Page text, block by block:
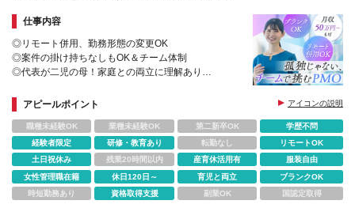
仕事内容
◎リモート併用、勤務形態の変更OK
◎案件の掛け持ちなしもOK＆チーム体制
◎代表が二児の母！家庭との両立に理解あり
アピールポイント
アイコンの説明
職種未経験OK 業種未経験OK 第二新卒OK
学歴不問
経験者限定
研修・教育あり 転勤なし
リモートOK
土日祝休み
残業20時間以内 産育休活用有
服装自由
女性管理職在籍
休日120日～ 育児と両立
ブランクOK
時短勤務あり
資格取得支援 副業OK 国認定取得